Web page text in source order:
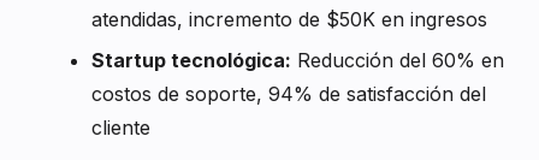
atendidas, incremento de $50K en ingresos
Startup tecnológica: Reducción del 60% en
costos de soporte, 94% de satisfacción del
cliente